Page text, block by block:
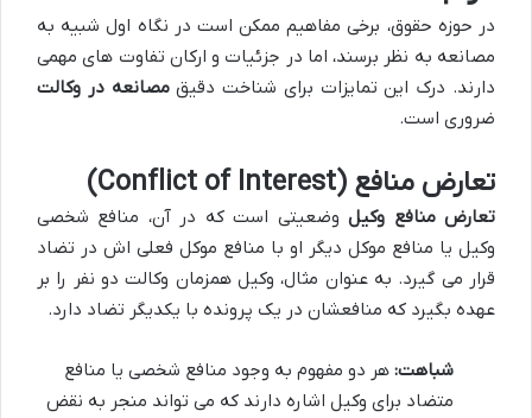
در حوزه حقوق، برخی مفاهیم ممکن است در نگاه اول شبیه به
مصانعه به نظر برسند، اما در جزئیات و ارکان تفاوت های مهمی
دارند. درک این تمایزات برای شناخت دقیقمصانعه در وکالت
ضروری است.
تعارض منافع (Conflict of Interest)
تعارض منافع وکیلوضعیتی است که در آن، منافع شخصی
وکیل یا منافع موکل دیگر او با منافع موکل فعلی اش در تضاد
قرار می گیرد. به عنوان مثال، وکیل همزمان وکالت دو نفر را بر
عهده بگیرد که منافعشان در یک پرونده با یکدیگر تضاد دارد.
شباهت: هر دو مفهوم به وجود منافع شخصی یا منافع
متضاد برای وکیل اشاره دارند که می تواند منجر به نقض